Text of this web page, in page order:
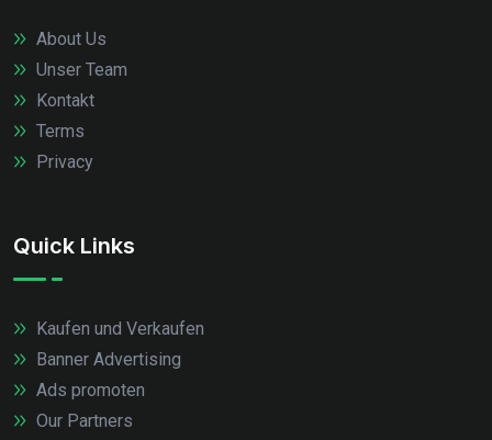
About Us
Unser Team
Kontakt
Terms
Privacy
Quick Links
Kaufen und Verkaufen
Banner Advertising
Ads promoten
Our Partners